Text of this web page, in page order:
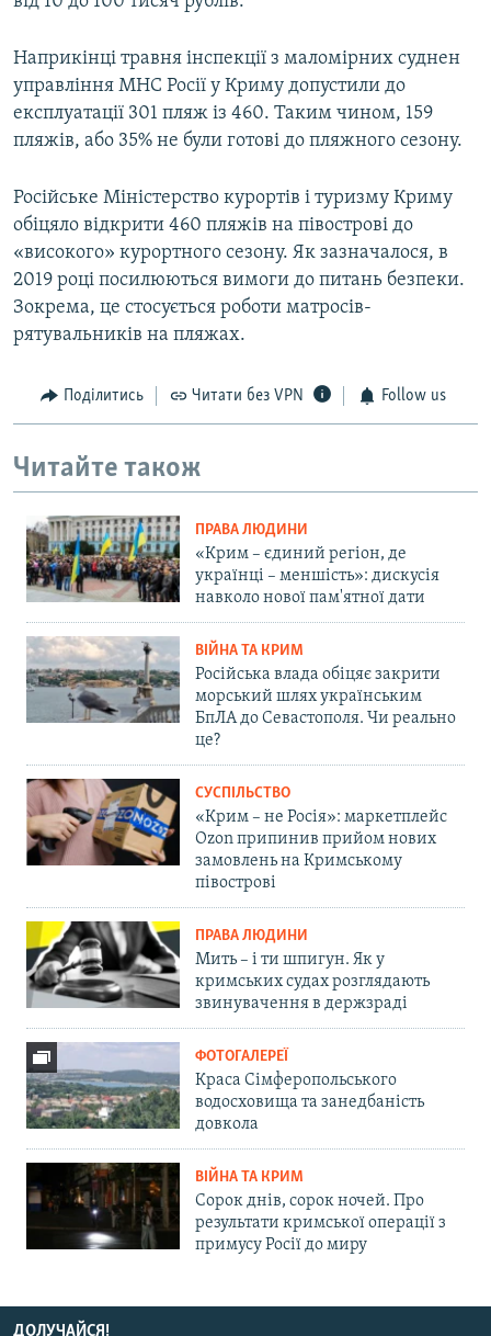
Наприкінці травня інспекції з маломірних суднен
управління МНС Росії у Криму допустили до
експлуатації 301 пляж із 460. Таким чином, 159
пляжів, або 35% не були готові до пляжного сезону.
Російське Міністерство курортів і туризму Криму
обіцяло відкрити 460 пляжів на півострові до
«високого» курортного сезону. Як зазначалося, в
2019 році посилюються вимоги до питань безпеки.
Зокрема, це стосується роботи матросів-
рятувальників на пляжах.
Поділитись Читати без VPN Follow us
Читайте також
ПРАВА ЛЮДИНИ
«Крим – єдиний регіон, де
українці – меншість»: дискусія
навколо нової пам'ятної дати
ВІЙНА ТА КРИМ
Російська влада обіцяє закрити
морський шлях українським
БпЛА до Севастополя. Чи реально
це?
СУСПІЛЬСТВО
«Крим – не Росія»: маркетплейс
Ozon припинив прийом нових
замовлень на Кримському
півострові
ПРАВА ЛЮДИНИ
Мить – і ти шпигун. Як у
кримських судах розглядають
звинувачення в держзраді
ФОТОГАЛЕРЕЇ
Краса Сімферопольського
водосховища та занедбаність
довкола
ВІЙНА ТА КРИМ
Сорок днів, сорок ночей. Про
результати кримської операції з
примусу Росії до миру
ДОЛУЧАЙСЯ!